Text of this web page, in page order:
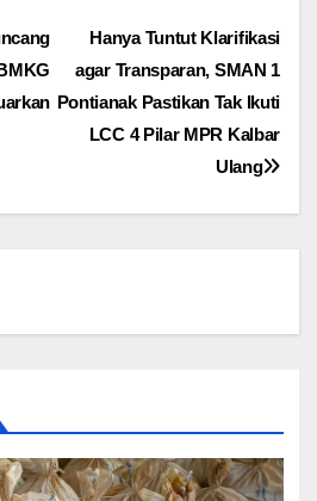
Hanya Tuntut Klarifikasi
agar Transparan, SMAN 1
Pontianak Pastikan Tak Ikuti
LCC 4 Pilar MPR Kalbar
Ulang‎